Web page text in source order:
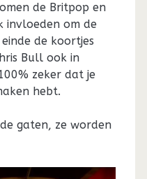
de Britpop en
invloeden om de
de koortjes
Bull ook in
zeker dat je
hebt.
de gaten, ze worden